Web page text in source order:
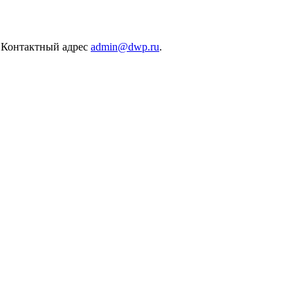
адрес admin@dwp.ru.